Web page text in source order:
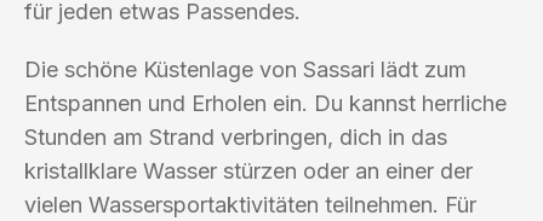
für jeden etwas Passendes.
Die schöne Küstenlage von Sassari lädt zum
Entspannen und Erholen ein. Du kannst herrliche
Stunden am Strand verbringen, dich in das
kristallklare Wasser stürzen oder an einer der
vielen Wassersportaktivitäten teilnehmen. Für